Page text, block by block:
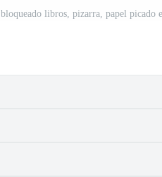
bloqueado libros, pizarra, papel picado